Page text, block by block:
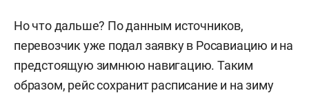
Но что дальше? По данным источников,
перевозчик уже подал заявку в Росавиацию и на
предстоящую зимнюю навигацию. Таким
образом, рейс сохранит расписание и на зиму